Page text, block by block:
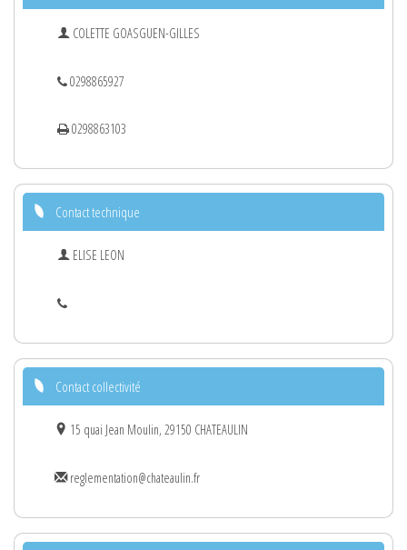
COLETTE GOASGUEN-GILLES
0298865927
0298863103
Contact technique
ELISE LEON
Contact collectivité
15 quai Jean Moulin, 29150 CHATEAULIN
reglementation@chateaulin.fr